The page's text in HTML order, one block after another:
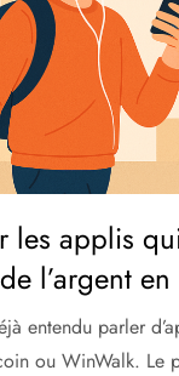
les applis
l’argent
entendu parler
ou WinWalk. Le